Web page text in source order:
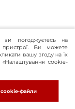
ви погоджуєтесь на
Ви можете
вашу згоду на їх
cookie-
cookie-файли